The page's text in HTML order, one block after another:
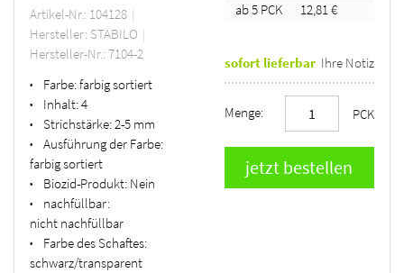
Artikel-Nr.: 104128
Hersteller: STABILO
Hersteller-Nr.: 7104-2
• Farbe:farbig sortiert
• Inhalt:4
• Strichstärke:2-5 mm
•
Ausführung der Farbe:
farbig sortiert
• Biozid-Produkt: Nein
•
nachfüllbar:
nicht nachfüllbar
•
Farbe des Schaftes:
schwarz/transparent
ab 5 PCK
12,81 €
sofort lieferbar Ihre Notiz
Menge: PCK